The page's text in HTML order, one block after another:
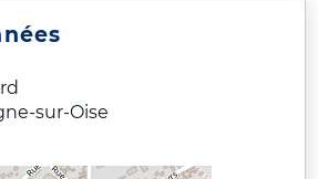
sur-Oise